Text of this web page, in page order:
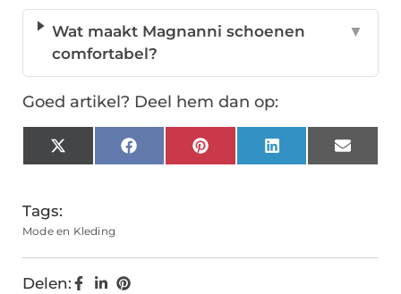
Wat maakt Magnanni schoenen
comfortabel?
▼
Goed artikel? Deel hem dan op:
X
(Twitter)
FacebookPinterestLinkedInEmail
Tags:
Mode en Kleding
Delen: